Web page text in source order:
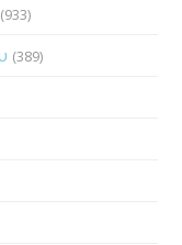
(933)
(389)